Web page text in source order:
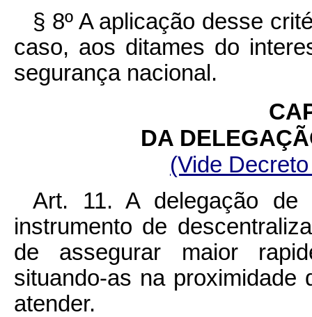
§ 8º A aplicação desse
caso, aos ditames do
segurança nacional.
DA
(Vide
Art. 11. A delegação de
instrumento de
de assegurar maior
situando-as na
atender.